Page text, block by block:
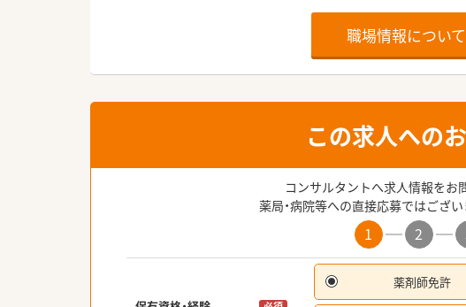
職場情報につい
この求人への
コンサルタントへ求人情報をお
薬局・病院等への直接応募ではござい
1 2
薬剤師免許